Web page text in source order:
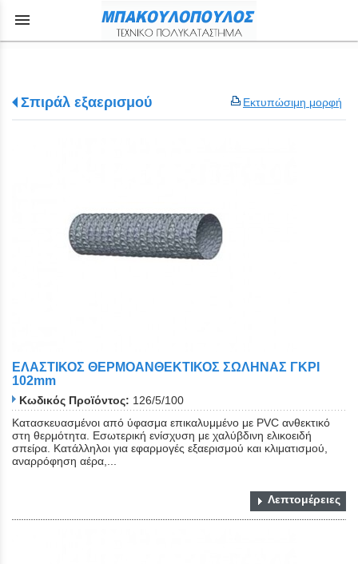
menu
Εκτυπώσιμη μορφή
Σπιράλ εξαερισμού
ΕΛΑΣΤΙΚΟΣ ΘΕΡΜΟΑΝΘΕΚΤΙΚΟΣ ΣΩΛΗΝΑΣ ΓΚΡΙ
102mm
Κωδικός Προϊόντος: 126/5/100
Κατασκευασμένοι από ύφασμα επικαλυμμένο με PVC ανθεκτικό
στη θερμότητα. Εσωτερική ενίσχυση με χαλύβδινη ελικοειδή
σπείρα. Κατάλληλοι για εφαρμογές εξαερισμού και κλιματισμού,
αναρρόφηση αέρα,...
Λεπτομέρειες